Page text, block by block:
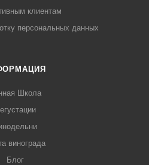
клиентам
персональных данных
Школа
винограда
Блог